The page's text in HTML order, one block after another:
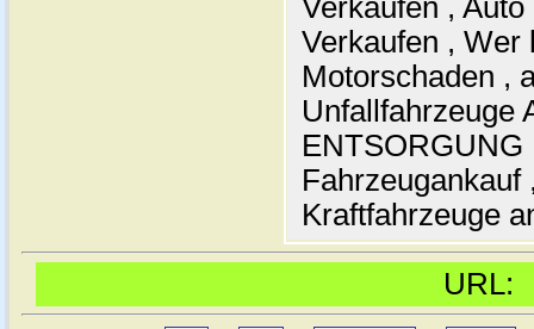
Verkaufen ,
Verkaufen , Wer
Motorschaden ,
Unfallfahrzeuge
ENTSORGUNG
Fahrzeugankauf
Kraftfahrzeuge